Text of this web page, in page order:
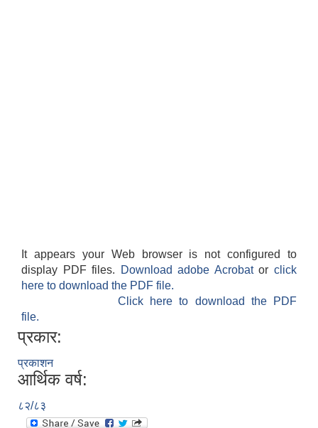
It appears your Web browser is not configured to
display PDF files.
Download adobe Acrobatorclick
here to download the PDF file.
Click here to download the PDF
file.
प्रकार:
प्रकाशन
आर्थिक वर्ष:
८२/८३